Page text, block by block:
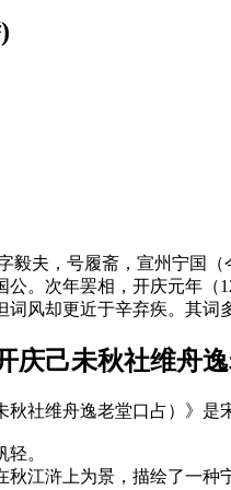
毅夫，号履斋，宣州宁国
公。次年罢相，开庆元年
词风却更近于辛弃疾。其
庆己未秋社维舟
秋社维舟逸老堂口占）》
。
秋江浒上为景，描绘了一